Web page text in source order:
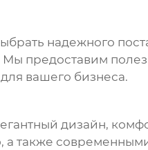
надежного
предоставим
вашего бизнеса.
дизайн,
а также